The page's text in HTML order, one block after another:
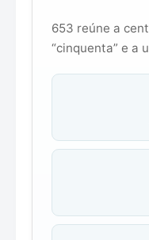
653 reúne a
“cinquenta” e a